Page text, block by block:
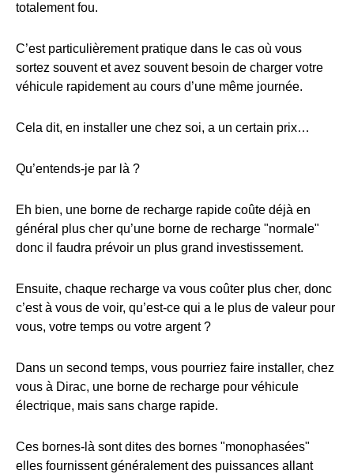
totalement fou.
C’est particulièrement pratique dans le cas où vous
sortez souvent et avez souvent besoin de charger votre
véhicule rapidement au cours d’une même journée.
Cela dit, en installer une chez soi, a un certain prix…
Qu’entends-je par là ?
Eh bien, une borne de recharge rapide coûte déjà en
général plus cher qu’une borne de recharge "normale"
donc il faudra prévoir un plus grand investissement.
Ensuite, chaque recharge va vous coûter plus cher, donc
c’est à vous de voir, qu’est-ce qui a le plus de valeur pour
vous, votre temps ou votre argent ?
Dans un second temps, vous pourriez faire installer, chez
vous à Dirac, une borne de recharge pour véhicule
électrique, mais sans charge rapide.
Ces bornes-là sont dites des bornes "monophasées"
elles fournissent généralement des puissances allant